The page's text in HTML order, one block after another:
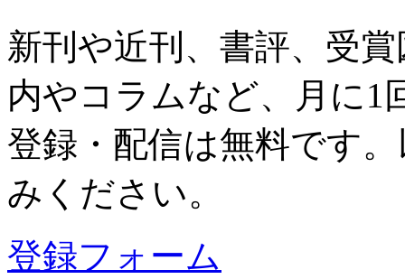
新刊や近刊、書評、受
内やコラムなど、月に1
登録・配信は無料です
みください。
登録フォーム